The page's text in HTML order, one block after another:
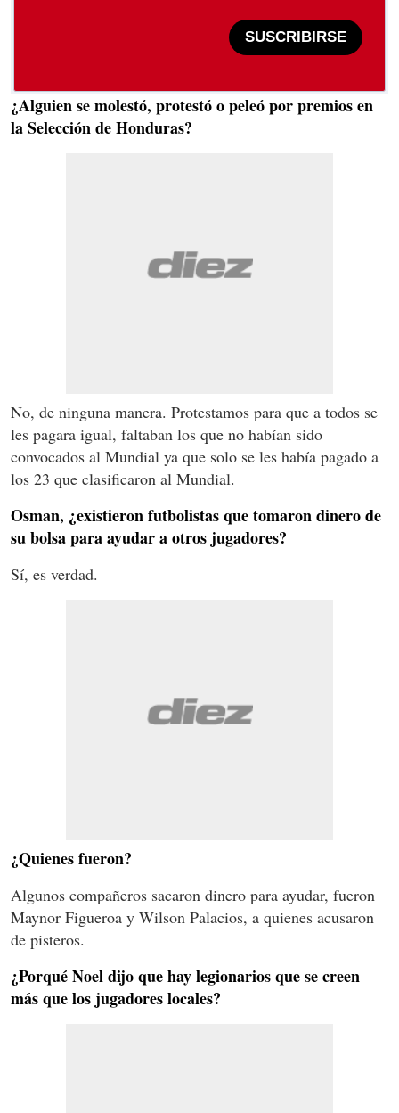
SUSCRIBIRSE
¿Alguien se molestó, protestó o peleó por premios en
la Selección de Honduras?
No, de ninguna manera. Protestamos para que a todos se
les pagara igual, faltaban los que no habían sido
convocados al Mundial ya que solo se les había pagado a
los 23 que clasificaron al Mundial.
Osman, ¿existieron futbolistas que tomaron dinero de
su bolsa para ayudar a otros jugadores?
Sí, es verdad.
¿Quienes fueron?
Algunos compañeros sacaron dinero para ayudar, fueron
Maynor Figueroa y Wilson Palacios, a quienes acusaron
de pisteros.
¿Porqué Noel dijo que hay legionarios que se creen
más que los jugadores locales?